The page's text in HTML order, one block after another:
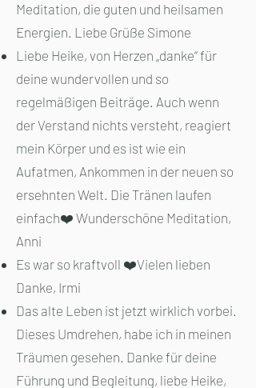
Meditation, die guten und heilsamen
Energien. Liebe Grüße Simone
Liebe Heike, von Herzen „danke“ für
deine wundervollen und so
regelmäßigen Beiträge. Auch wenn
der Verstand nichts versteht, reagiert
mein Körper und es ist wie ein
Aufatmen, Ankommen in der neuen so
ersehnten Welt. Die Tränen laufen
einfach❤️ Wunderschöne Meditation,
Anni
Es war so kraftvoll ❤️Vielen lieben
Danke, Irmi
Das alte Leben ist jetzt wirklich vorbei.
Dieses Umdrehen, habe ich in meinen
Träumen gesehen. Danke für deine
Führung und Begleitung, liebe Heike,